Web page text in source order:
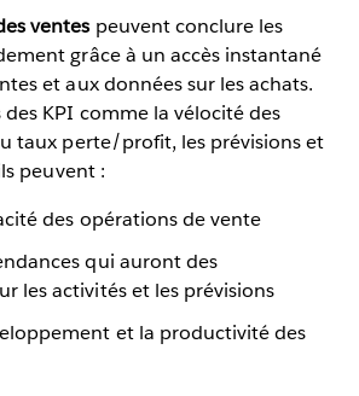
ventes peuvent conclure les
grâce à un accès instantané
et aux données sur les achats.
des KPI comme la vélocité des
taux perte/profit, les prévisions et
peuvent :
des opérations de vente
qui auront des
les activités et les prévisions
et la productivité des